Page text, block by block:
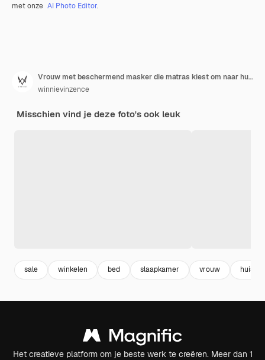
met onze AI Photo Editor.
Vrouw met beschermend masker die matras kiest om naar huis te verhuizen
winnievinzence
Misschien vind je deze foto's ook leuk
sale winkelen bed slaapkamer vrouw
Het creatieve platform om je beste werk te creëren. Meer dan 1